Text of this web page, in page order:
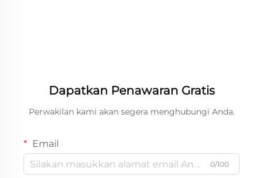
Dapatkan Penawaran Gratis
Perwakilan kami akan segera menghubungi Anda.
Email
0/100